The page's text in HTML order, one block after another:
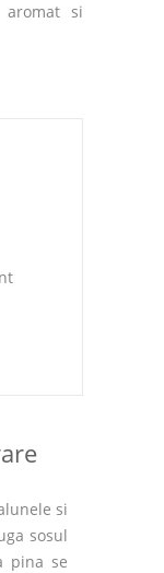
si
si
sosul
pina se